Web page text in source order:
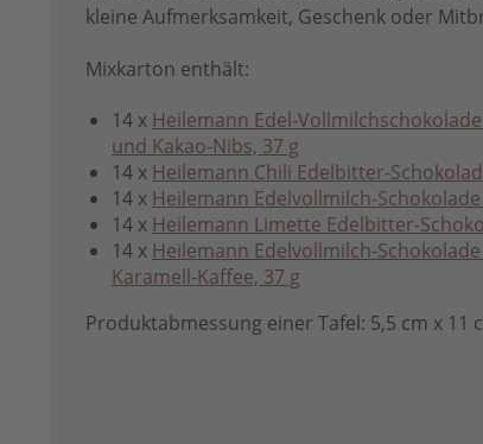
kleine Aufmerksamkeit, Geschenk oder
Mixkarton enthält:
14 x Heilemann Edel-
und Kakao-Nibs, 37 g
14 x Heilemann Chili Edelbitter-
14 x Heilemann Edelvollmilch-
14 x Heilemann Limette Edelbitter-
14 x Heilemann Edelvollmilch-
Karamell-Kaffee, 37 g
Produktabmessung einer Tafel: 5,5 cm x 11